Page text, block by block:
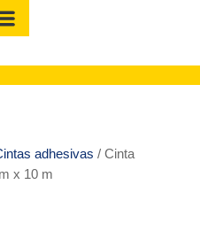
adhesivas / Cinta
x 10 m